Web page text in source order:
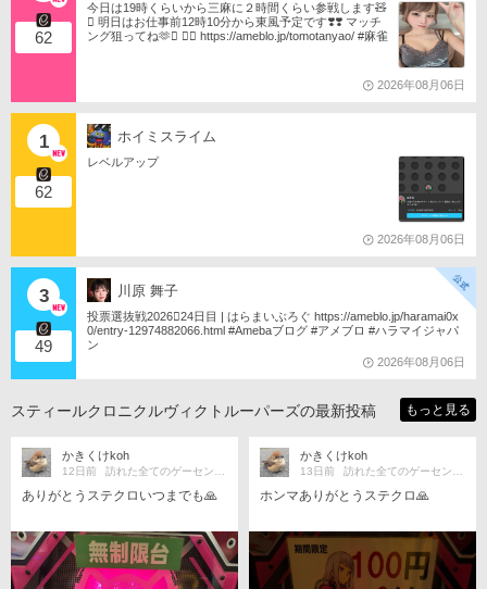
62
今日は19時くらいから三麻に２時間くらい参戦します🧸
󾬏 明日はお仕事前12時10分から東風予定です❣️❣️ マッチ
ング狙ってね🫶󾬍 󾕆⇨ https://ameblo.jp/tomotanyao/ #麻雀
2026年08月06日
1
62
ホイミスライム
レベルアップ
2026年08月06日
3
49
川原 舞子
投票選抜戦2026󾇟24日目 | はらまいぶろぐ https://ameblo.jp/haramai0x
0/entry-12974882066.html #Amebaブログ #アメブロ #ハラマイジャパ
ン
2026年08月06日
スティールクロニクルヴィクトルーパーズの最新投稿 もっと見る
かきくけkoh
12日前 訪れた全てのゲーセンに、ありがとう
ありがとうステクロいつまでも🙏
かきくけkoh
13日前 訪れた全てのゲーセンに、ありがとう
ホンマありがとうステクロ🙏